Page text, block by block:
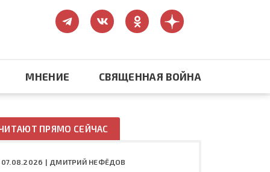
МНЕНИЕ СВЯЩЕННАЯ ВОЙНА
ПРЯМО СЕЙЧАС
07.08.2026 | ДМИТРИЙ НЕФЁДОВ